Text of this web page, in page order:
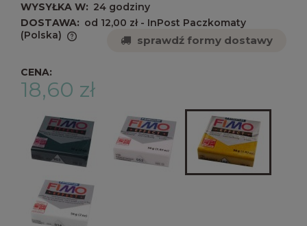
WYSYŁKA W: 24 godziny
DOSTAWA: od 12,00 zł - InPost Paczkomaty
(Polska)
Cena nie zawiera ewentualnych kosztów
sprawdź formy dostawy
CENA:
18,60 zł